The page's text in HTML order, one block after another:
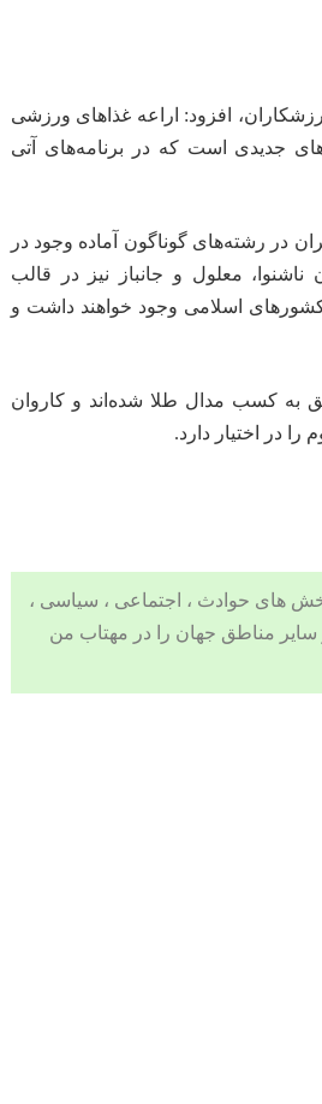
افزود: اراعه غذاهای ورزشی
جدیدی است که در برنامه‌های آتی
در رشته‌های گوناگون آماده وجود در
معلول و جانباز نیز در قالب
اسلامی وجود خواهند داشت و
به کسب مدال طلا شده‌اند و کاروان
را در اختیار دارد.
سایر مناطق جهان را در مهتاب من